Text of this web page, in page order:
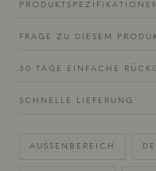
PRODUKTSPEZIFIKATIONEN
FRAGE ZU DIESEM
30 TAGE EINFACHE
SCHNELLE LIEFERUNG
AUSSENBEREICH